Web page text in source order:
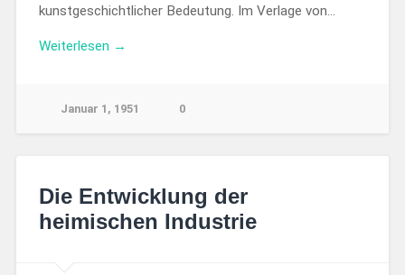
kunstgeschichtlicher Bedeutung. Im Verlage von…
Weiterlesen →
Januar 1, 1951 0
Die Entwicklung der
heimischen Industrie